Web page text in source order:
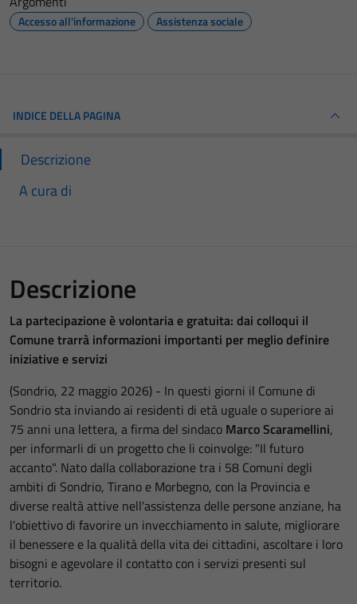
Accesso all'informazione Assistenza sociale
INDICE DELLA PAGINA
Descrizione
A cura di
Descrizione
La partecipazione è volontaria e gratuita: dai colloqui il
Comune trarrà informazioni importanti per meglio definire
iniziative e servizi
(Sondrio, 22 maggio 2026) - In questi giorni il Comune di
Sondrio sta inviando ai residenti di età uguale o superiore ai
75 anni una lettera, a firma del sindaco Marco Scaramellini,
per informarli di un progetto che li coinvolge: "Il futuro
accanto". Nato dalla collaborazione tra i 58 Comuni degli
ambiti di Sondrio, Tirano e Morbegno, con la Provincia e
diverse realtà attive nell'assistenza delle persone anziane, ha
l'obiettivo di favorire un invecchiamento in salute, migliorare
il benessere e la qualità della vita dei cittadini, ascoltare i loro
bisogni e agevolare il contatto con i servizi presenti sul
territorio.